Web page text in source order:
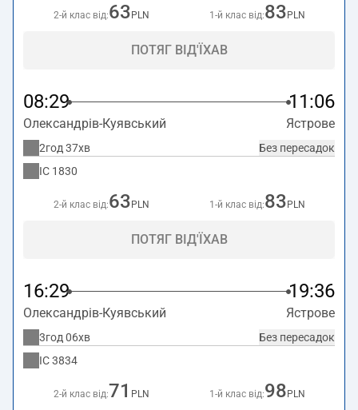
2-й клас від:63 PLN 1-й клас від:83 PLN
ПОТЯГ ВІД'ЇХАВ
08:29 11:06
Олександрів-Куявський Ястрове
Без пересадок
2год 37хв
IC 1830
2-й клас від:63 PLN 1-й клас від:83 PLN
ПОТЯГ ВІД'ЇХАВ
16:29 19:36
Олександрів-Куявський Ястрове
Без пересадок
3год 06хв
IC3834
2-й клас від:71 PLN 1-й клас від:98 PLN